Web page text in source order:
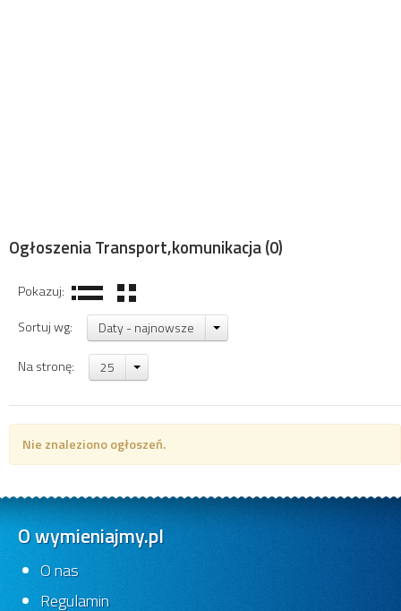
Ogłoszenia Transport,komunikacja(0)
Pokazuj:
Sortuj wg:
Daty - najnowsze
Na stronę: 25
Nie znaleziono ogłoszeń.
O wymieniajmy.pl
O nas
Regulamin